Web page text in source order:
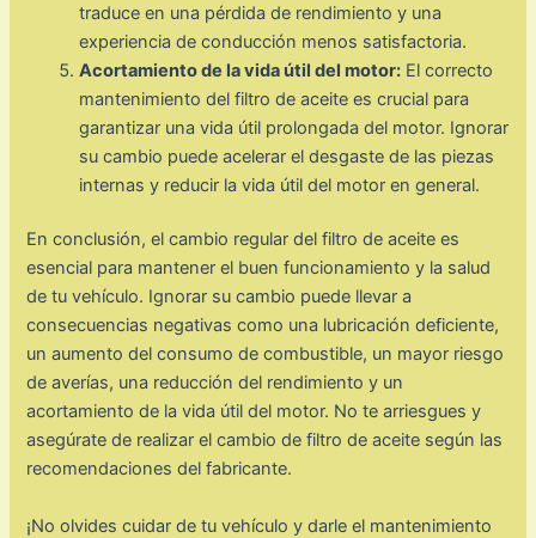
traduce en una pérdida de rendimiento y una
experiencia de conducción menos satisfactoria.
Acortamiento de la vida útil del motor: El correcto
mantenimiento del filtro de aceite es crucial para
garantizar una vida útil prolongada del motor. Ignorar
su cambio puede acelerar el desgaste de las piezas
internas y reducir la vida útil del motor en general.
En conclusión, el cambio regular del filtro de aceite es
esencial para mantener el buen funcionamiento y la salud
de tu vehículo. Ignorar su cambio puede llevar a
consecuencias negativas como una lubricación deficiente,
un aumento del consumo de combustible, un mayor riesgo
de averías, una reducción del rendimiento y un
acortamiento de la vida útil del motor. No te arriesgues y
asegúrate de realizar el cambio de filtro de aceite según las
recomendaciones del fabricante.
¡No olvides cuidar de tu vehículo y darle el mantenimiento